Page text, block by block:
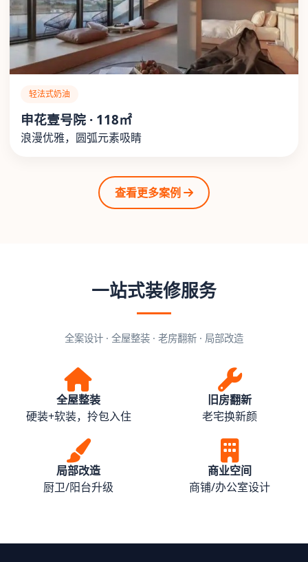
轻法式奶油
申花壹号院 · 118㎡
浪漫优雅，圆弧元素吸睛
查看更多案例
一站式装修服务
全案设计 · 全屋整装 · 老房翻新 · 局部改造
全屋整装
硬装+软装，拎包入住
旧房翻新
老宅换新颜
局部改造
厨卫/阳台升级
商业空间
商铺/办公室设计